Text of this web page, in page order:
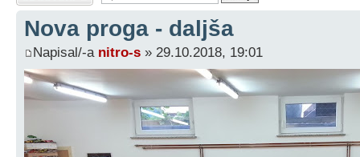
Nova proga - daljša
Napisal/-a nitro-s » 29.10.2018, 19:01